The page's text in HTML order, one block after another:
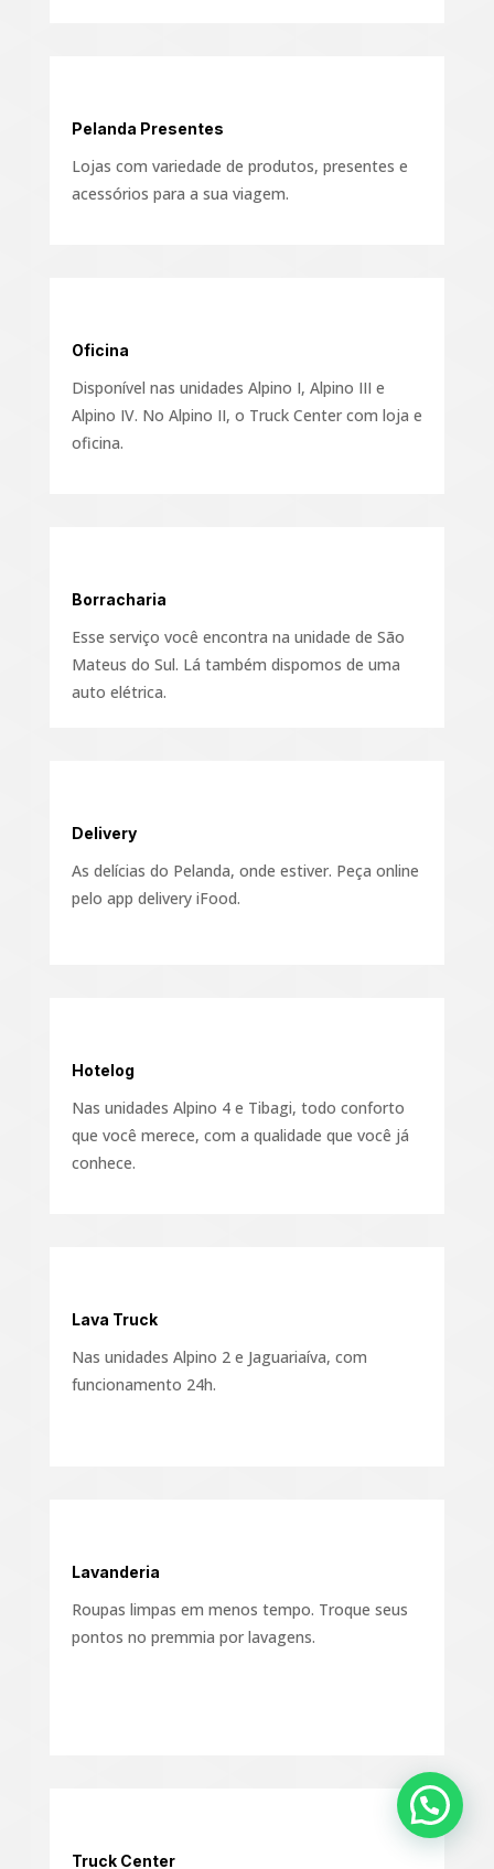
Pelanda Presentes
Lojas com variedade de produtos, presentes e
acessórios para a sua viagem.
Oficina
Disponível nas unidades Alpino I, Alpino III e
Alpino IV. No Alpino II, o Truck Center com loja e
oficina.
Borracharia
Esse serviço você encontra na unidade de São
Mateus do Sul. Lá também dispomos de uma
auto elétrica.
Delivery
As delícias do Pelanda, onde estiver. Peça online
pelo app delivery iFood.
Hotelog
Nas unidades Alpino 4 e Tibagi, todo conforto
que você merece, com a qualidade que você já
conhece.
Lava Truck
Nas unidades Alpino 2 e Jaguariaíva, com
funcionamento 24h.
Lavanderia
Roupas limpas em menos tempo. Troque seus
pontos no premmia por lavagens.
Truck Center